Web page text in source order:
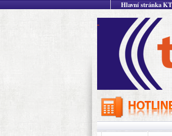
Hlavní stránka